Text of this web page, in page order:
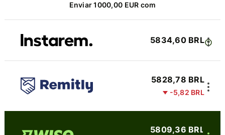
Enviar 1000,00 EUR com
5834,60 BRL
5828,78 BRL
-5,82 BRL
5809,36 BRL